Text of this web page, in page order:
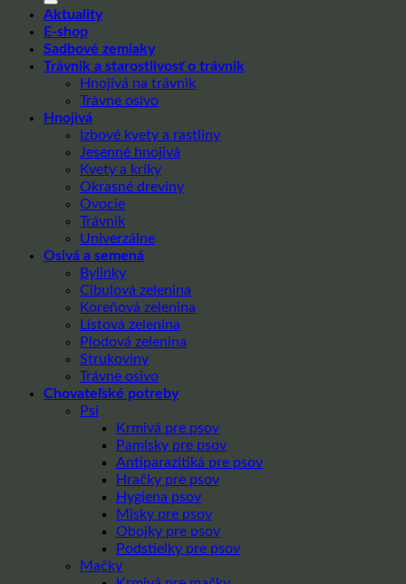
Aktuality
E-shop
Sadbové zemiaky
Trávnik a starostlivosť o trávnik
Hnojivá na trávnik
Trávne osivo
Hnojivá
Izbové kvety a rastliny
Jesenné hnojivá
Kvety a kríky
Okrasné dreviny
Ovocie
Trávnik
Univerzálne
Osivá a semená
Bylinky
Cibulová zelenina
Koreňová zelenina
Listová zelenina
Plodová zelenina
Strukoviny
Trávne osivo
Chovateľské potreby
Psi
Krmivá pre psov
Pamlsky pre psov
Antiparazitiká pre psov
Hračky pre psov
Hygiena psov
Misky pre psov
Obojky pre psov
Podstielky pre psov
Mačky